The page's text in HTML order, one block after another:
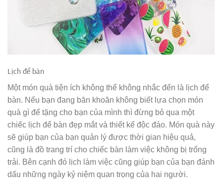
Lịch để bàn
Một món quà tiện ích không thể không nhắc đến là lịch để
bàn. Nếu bạn đang băn khoăn không biết lựa chọn món
quà gì để tặng cho bạn của mình thì đừng bỏ qua một
chiếc lịch để bàn đẹp mắt và thiết kế độc đáo. Món quà này
sẽ giúp bạn của bạn quản lý được thời gian hiệu quả,
cũng là đồ trang trí cho chiếc bàn làm việc không bị trống
trải. Bên cạnh đó lịch làm việc cũng giúp bạn của bạn đánh
dấu những ngày kỷ niệm quan trọng của hai người.